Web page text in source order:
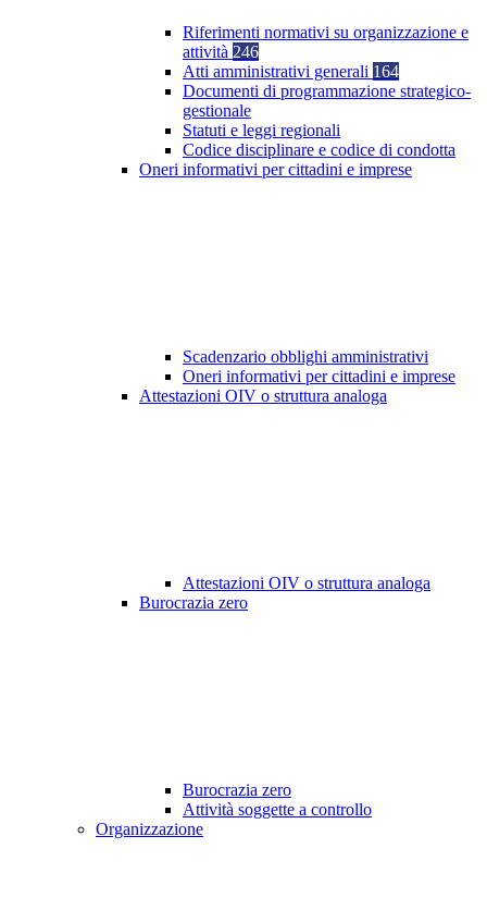
Riferimenti normativi su organizzazione e
attività 246
Atti amministrativi generali 164
Documenti di programmazione strategico-
gestionale
Statuti e leggi regionali
Codice disciplinare e codice di condotta
Oneri informativi per cittadini e imprese
Scadenzario obblighi amministrativi
Oneri informativi per cittadini e imprese
Attestazioni OIV o struttura analoga
Attestazioni OIV o struttura analoga
Burocrazia zero
Burocrazia zero
Attività soggette a controllo
Organizzazione